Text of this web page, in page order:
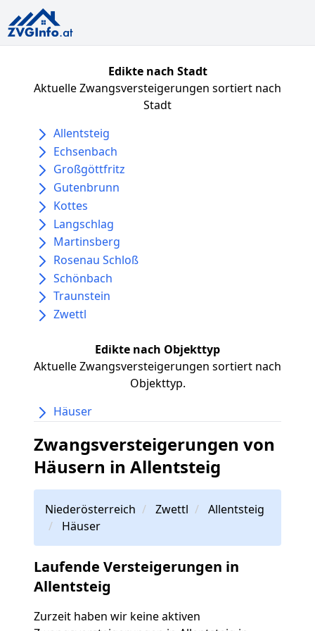
Edikte nach Stadt
Aktuelle Zwangsversteigerungen sortiert nach
Stadt
Allentsteig
Echsenbach
Großgöttfritz
Gutenbrunn
Kottes
Langschlag
Martinsberg
Rosenau Schloß
Schönbach
Traunstein
Zwettl
Edikte nach Objekttyp
Aktuelle Zwangsversteigerungen sortiert nach
Objekttyp.
Häuser
Zwangsversteigerungen von
Häusern in Allentsteig
Niederösterreich Zwettl
Allentsteig
Häuser
Laufende Versteigerungen in
Allentsteig
Zurzeit haben wir keine aktiven